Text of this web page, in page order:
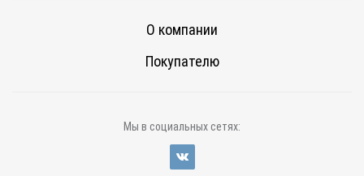
О компании
Покупателю
Мы в социальных сетях: